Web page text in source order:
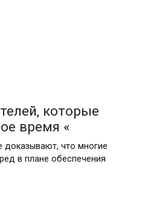
которые
время «
доказывают, что многие
в плане обеспечения